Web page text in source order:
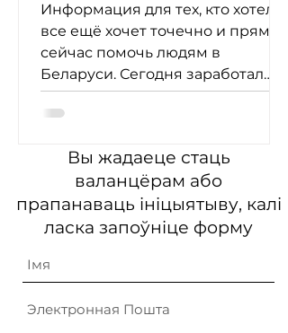
Информация для тех, кто хотел и
все ещё хочет точечно и прямо
сейчас помочь людям в
Беларуси. Сегодня заработал
проект #ineedhelpby -...
Вы жадаеце стаць
валанцёрам або
прапанаваць ініцыятыву, калі
ласка запоўніце форму